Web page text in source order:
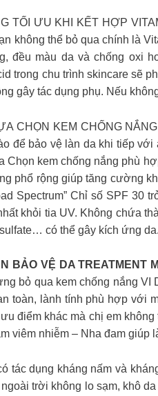
TỐI ƯU KHI KẾT HỢP
không thể bỏ qua chính là
đều màu da và chống oxi
trong chu trình skincare sẽ
gây tác dụng phụ. Nếu
CHỌN KEM CHỐNG
để bảo vệ làn da khi tiếp
Chọn kem chống nắng phù
phổ rộng giúp tăng cường
Spectrum” Chỉ số SPF 30
khỏi tia UV. Không chứa
có thể gây kích ứng
BẢO VỆ DA TREATMENT
bỏ qua kem chống nắng VI
toàn, lành tính phù hợp với
điểm khác mà chị em
viêm nhiễm – Nha đam giúp
tác dụng kháng nấm và
trời không lo sạm, khô